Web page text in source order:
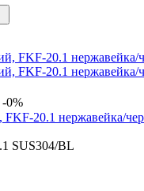
-0%
20.1 нержавейка/
SUS304/BL